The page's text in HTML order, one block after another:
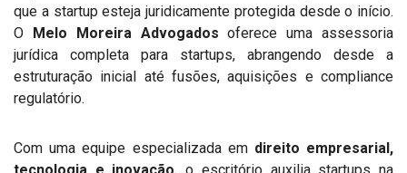
que a startup esteja juridicamente protegida desde o início.
O
Melo Moreira Advogados oferece uma assessoria
jurídica completa para startups, abrangendo desde a
estruturação inicial até fusões, aquisições e compliance
regulatório.
Com uma equipe especializada em direito empresarial,